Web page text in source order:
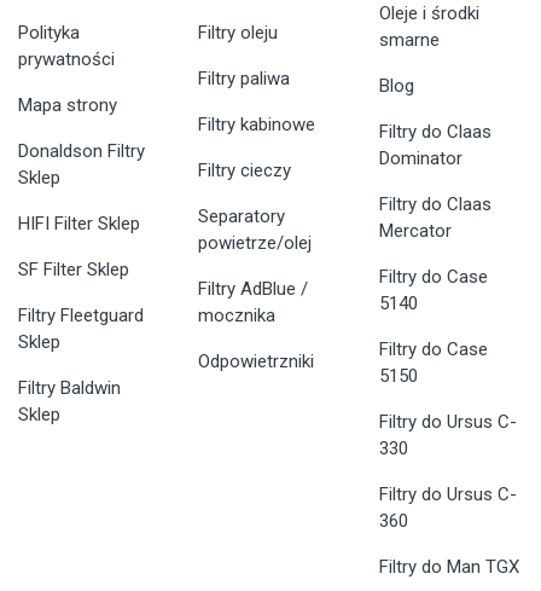
Polityka
prywatności
Mapa strony
Donaldson Filtry
Sklep
HIFI Filter Sklep
SF Filter Sklep
Filtry Fleetguard
Sklep
Filtry Baldwin
Sklep
Filtry oleju
Filtry paliwa
Filtry kabinowe
Filtry cieczy
Separatory
powietrze/olej
Filtry AdBlue /
mocznika
Odpowietrzniki
Oleje i środki
smarne
Blog
Filtry do Claas
Dominator
Filtry do Claas
Mercator
Filtry do Case
5140
Filtry do Case
5150
Filtry do Ursus C-
330
Filtry do Ursus C-
360
Filtry do Man TGX